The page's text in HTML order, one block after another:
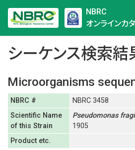
NBRC
オンラインカ
シーケンス検索結
Microorganisms
NBRC #
NBRC 3458
Scientific Name
of this Strain
Pseudomonas fragi
1905
Product etc.